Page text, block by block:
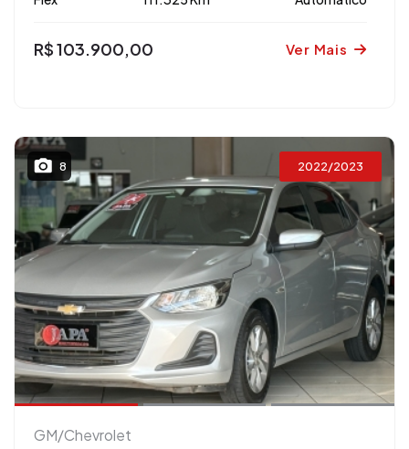
R$ 103.900,00 Ver Mais
8 2022/2023
GM/Chevrolet